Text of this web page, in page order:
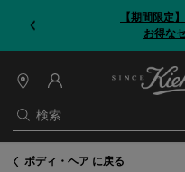
【期間限定】今だ
検索
店
情
報
ボディ・ヘア に戻る